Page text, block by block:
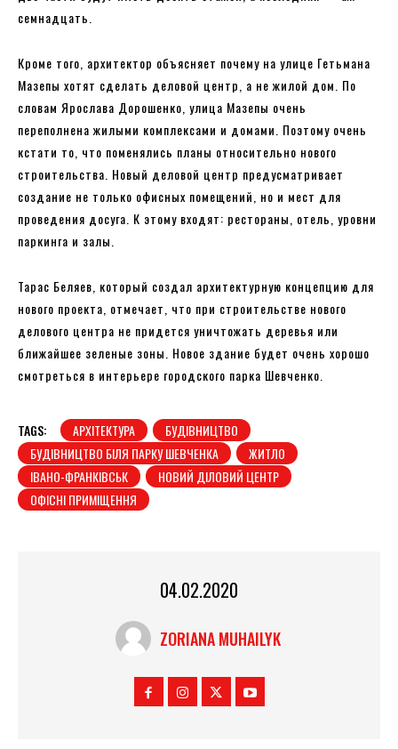
семнадцать.
Кроме того, архитектор объясняет почему на улице Гетьмана
Мазепы хотят сделать деловой центр, а не жилой дом. По
словам Ярослава Дорошенко, улица Мазепы очень
переполнена жилыми комплексами и домами. Поэтому очень
кстати то, что поменялись планы относительно нового
строительства. Новый деловой центр предусматривает
создание не только офисных помещений, но и мест для
проведения досуга. К этому входят: рестораны, отель, уровни
паркинга и залы.
Тарас Беляев, который создал архитектурную концепцию для
нового проекта, отмечает, что при строительстве нового
делового центра не придется уничтожать деревья или
ближайшее зеленые зоны. Новое здание будет очень хорошо
смотреться в интерьере городского парка Шевченко.
TAGS: АРХІТЕКТУРА
БУДІВНИЦТВО
БУДІВНИЦТВО БІЛЯ ПАРКУ ШЕВЧЕНКА
ЖИТЛО
ІВАНО-ФРАНКІВСЬК
НОВИЙ ДІЛОВИЙ ЦЕНТР
ОФІСНІ ПРИМІЩЕННЯ
04.02.2020
ZORIANA MUHAILYK